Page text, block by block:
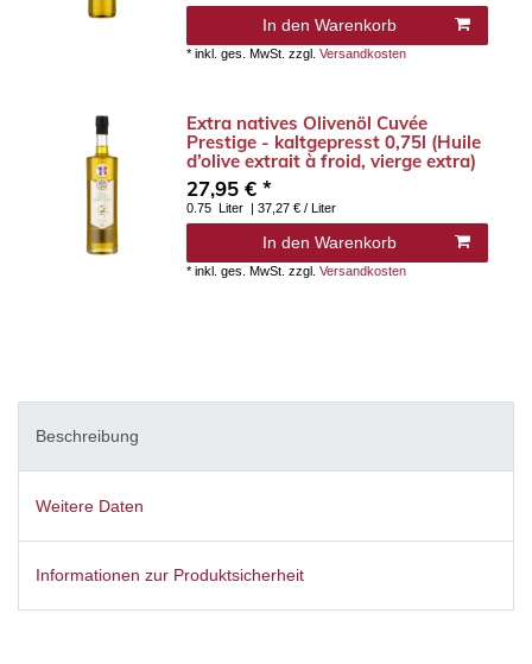
In den Warenkorb
*inkl. ges. MwSt. zzgl.Versandkosten
Extra natives Olivenöl Cuvée
Prestige - kaltgepresst 0,75l (Huile
d’olive extrait à froid, vierge extra)
27,95 € *
0.75 Liter | 37,27 € / Liter
In den Warenkorb
*inkl. ges. MwSt. zzgl.Versandkosten
Beschreibung
Weitere Daten
Informationen zur Produktsicherheit